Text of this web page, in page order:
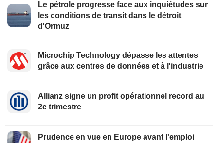
Le pétrole progresse face aux inquiétudes sur
les conditions de transit dans le détroit
d'Ormuz
Microchip Technology dépasse les attentes
grâce aux centres de données et à l'industrie
Allianz signe un profit opérationnel record au
2e trimestre
Prudence en vue en Europe avant l'emploi